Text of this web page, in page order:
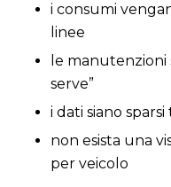
i consumi
linee
le manutenzioni
serve”
i dati siano
non esista una
per veicolo